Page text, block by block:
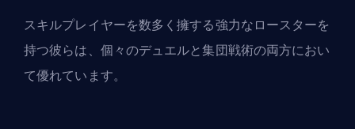
スキルプレイヤーを数多く擁する強力なロースターを
持つ彼らは、個々のデュエルと集団戦術の両方におい
て優れています。